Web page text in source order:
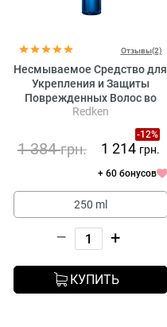
Отзывы(2)
Несмываемое Средство для
Укрепления и Защиты
Поврежденных Волос во
Время Термоукладки
Redken Extreme Play Safe
230 °C
Redken
-12%
1 384грн. 1 214 грн.
+ 60 бонусов
250 ml
– +
КУПИТЬ